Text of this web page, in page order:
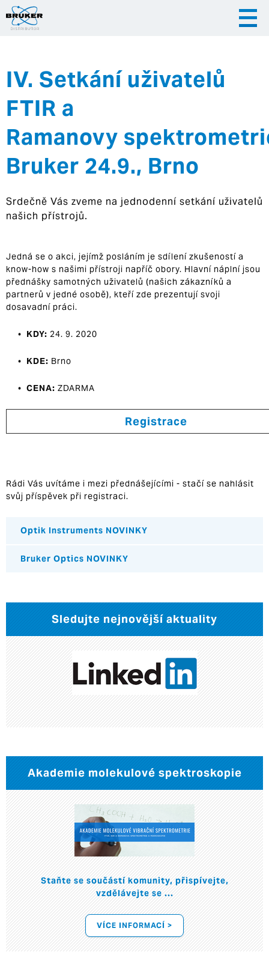
IV. Setkání uživatelů
FTIR a
Ramanovy
Bruker 24.9., Brno
Srdečně Vás zveme na jednodenní setkání uživatelů
našich přístrojů.
Jedná se o akci, jejímž posláním je sdílení zkušeností a
know-how s našimi přístroji napříč obory. Hlavní náplní jsou
přednášky samotných uživatelů (našich zákazníků a
partnerů v jedné osobě), kteří zde prezentují svoji
dosavadní práci.
• KDY: 24. 9. 2020
• KDE: Brno
• CENA: ZDARMA
Registrace
Rádi Vás uvítáme i mezi přednášejícími - stačí se nahlásit
svůj příspěvek při registraci.
Optik Instruments NOVINKY
Bruker Optics NOVINKY
Sledujte nejnovější aktuality
Akademie molekulové spektroskopie
Staňte se součástí komunity, přispívejte,
vzdělávejte se ...
VÍCE INFORMACÍ >